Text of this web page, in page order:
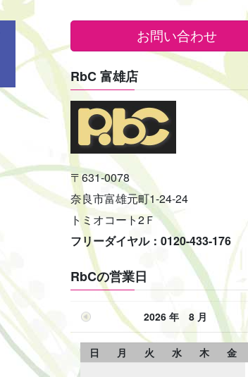
お問い合わせ
RbC 富雄店
〒631-0078
奈良市富雄元町1-24-24
トミオコート2Ｆ
フリーダイヤル：0120-433-176
RbCの営業日
2026 年 8 月
日 月 火 水 木 金